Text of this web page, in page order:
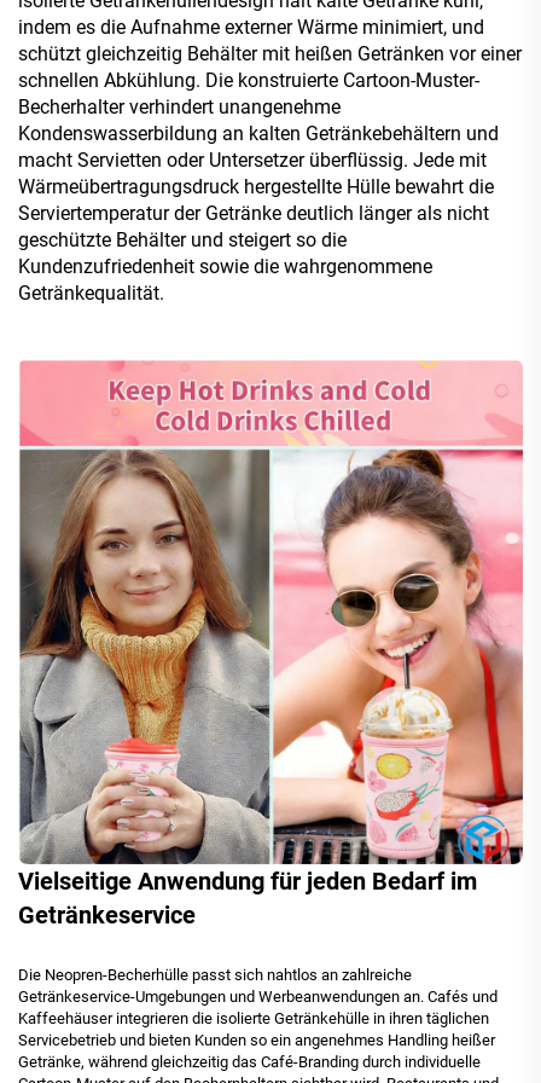
indem es die Aufnahme externer Wärme minimiert, und
schützt gleichzeitig Behälter mit heißen Getränken vor einer
schnellen Abkühlung. Die konstruierte Cartoon-Muster-
Becherhalter verhindert unangenehme
Kondenswasserbildung an kalten Getränkebehältern und
macht Servietten oder Untersetzer überflüssig. Jede mit
Wärmeübertragungsdruck hergestellte Hülle bewahrt die
Serviertemperatur der Getränke deutlich länger als nicht
geschützte Behälter und steigert so die
Kundenzufriedenheit sowie die wahrgenommene
Getränkequalität.
Vielseitige Anwendung für jeden Bedarf im
Getränkeservice
Die Neopren-Becherhülle passt sich nahtlos an zahlreiche
Getränkeservice-Umgebungen und Werbeanwendungen an. Cafés und
Kaffeehäuser integrieren die isolierte Getränkehülle in ihren täglichen
Servicebetrieb und bieten Kunden so ein angenehmes Handling heißer
Getränke, während gleichzeitig das Café-Branding durch individuelle